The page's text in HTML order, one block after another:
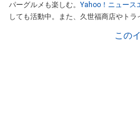
パーグルメも楽しむ。 Yahoo！ニュース
しても活動中。また、久世福商店やトラ
、集英社
この